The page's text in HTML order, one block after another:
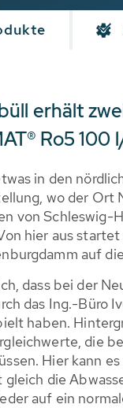
erhält
Ro5 100
in den
wo der Ort
von Schleswig-
hier aus
auf
dass bei der
das Ing.-Büro
haben.
die
Hier kann
gleich die
auf ein